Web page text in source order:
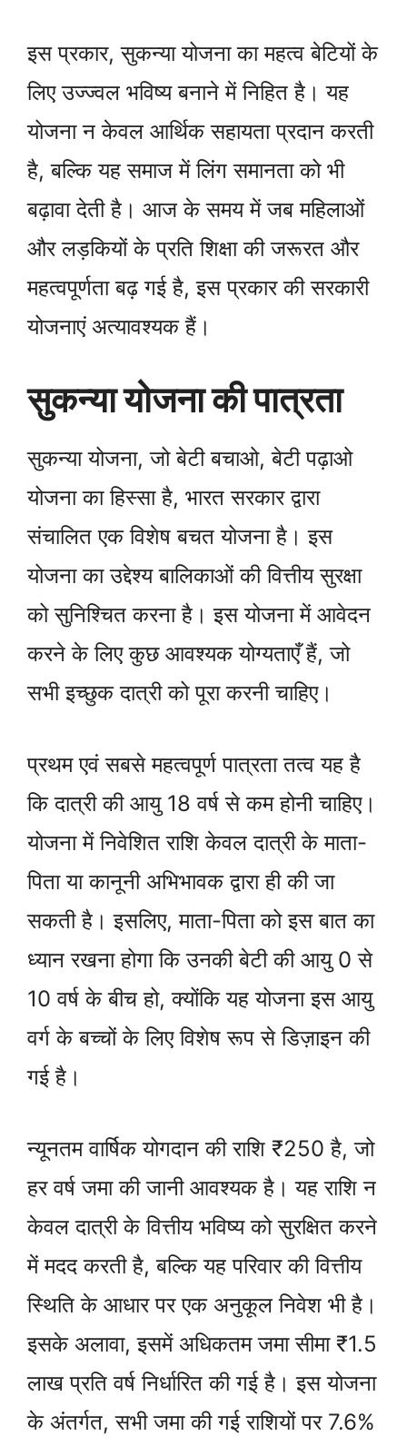
इस प्रकार, सुकन्या योजना का महत्व बेटियों के
लिए उज्ज्वल भविष्य बनाने में निहित है। यह
योजना न केवल आर्थिक सहायता प्रदान करती
है, बल्कि यह समाज में लिंग समानता को भी
बढ़ावा देती है। आज के समय में जब महिलाओं
और लड़कियों के प्रति शिक्षा की जरूरत और
महत्वपूर्णता बढ़ गई है, इस प्रकार की सरकारी
योजनाएं अत्यावश्यक हैं।
सुकन्या योजना की पात्रता
सुकन्या योजना, जो बेटी बचाओ, बेटी पढ़ाओ
योजना का हिस्सा है, भारत सरकार द्वारा
संचालित एक विशेष बचत योजना है। इस
योजना का उद्देश्य बालिकाओं की वित्तीय सुरक्षा
को सुनिश्चित करना है। इस योजना में आवेदन
करने के लिए कुछ आवश्यक योग्यताएँ हैं, जो
सभी इच्छुक दात्री को पूरा करनी चाहिए।
प्रथम एवं सबसे महत्वपूर्ण पात्रता तत्व यह है
कि दात्री की आयु 18 वर्ष से कम होनी चाहिए।
योजना में निवेशित राशि केवल दात्री के माता-
पिता या कानूनी अभिभावक द्वारा ही की जा
सकती है। इसलिए, माता-पिता को इस बात का
ध्यान रखना होगा कि उनकी बेटी की आयु 0 से
10 वर्ष के बीच हो, क्योंकि यह योजना इस आयु
वर्ग के बच्चों के लिए विशेष रूप से डिज़ाइन की
गई है।
न्यूनतम वार्षिक योगदान की राशि ₹250 है, जो
हर वर्ष जमा की जानी आवश्यक है। यह राशि न
केवल दात्री के वित्तीय भविष्य को सुरक्षित करने
में मदद करती है, बल्कि यह परिवार की वित्तीय
स्थिति के आधार पर एक अनुकूल निवेश भी है।
इसके अलावा, इसमें अधिकतम जमा सीमा ₹1.5
लाख प्रति वर्ष निर्धारित की गई है। इस योजना
के अंतर्गत, सभी जमा की गई राशियों पर 7.6%